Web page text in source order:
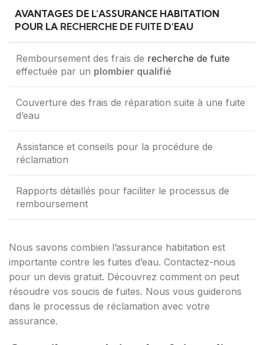
AVANTAGES DE L’ASSURANCE HABITATION
POUR LA RECHERCHE DE FUITE D’EAU
Remboursement des frais de recherche de fuite
effectuée par un plombier qualifié
Couverture des frais de réparation suite à une fuite
d’eau
Assistance et conseils pour la procédure de
réclamation
Rapports détaillés pour faciliter le processus de
remboursement
Nous savons combien l’assurance habitation est
importante contre les fuites d’eau. Contactez-nous
pour un devis gratuit. Découvrez comment on peut
résoudre vos soucis de fuites. Nous vous guiderons
dans le processus de réclamation avec votre
assurance.